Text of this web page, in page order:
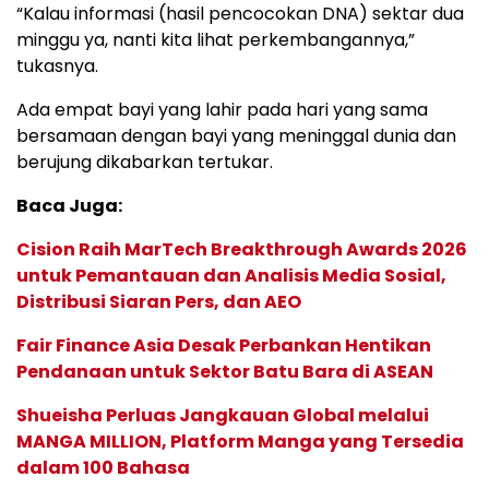
“Kalau informasi (hasil pencocokan DNA) sektar dua
minggu ya, nanti kita lihat perkembangannya,”
tukasnya.
Ada empat bayi yang lahir pada hari yang sama
bersamaan dengan bayi yang meninggal dunia dan
berujung dikabarkan tertukar.
Baca Juga:
Cision Raih MarTech Breakthrough Awards 2026
untuk Pemantauan dan Analisis Media Sosial,
Distribusi Siaran Pers, dan AEO
Fair Finance Asia Desak Perbankan Hentikan
Pendanaan untuk Sektor Batu Bara di ASEAN
Shueisha Perluas Jangkauan Global melalui
MANGA MILLION, Platform Manga yang Tersedia
dalam 100 Bahasa